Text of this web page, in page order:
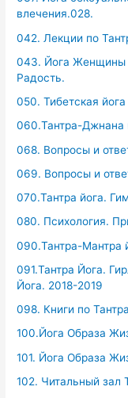
влечения.028.
042. Лекции по
043. Йога
Радость.
050. Тибетская
060.Тантра-Джнана
068. Вопросы и
069. Вопросы и
070.Тантра йога.
080. Психология.
090.Тантра-Мантра
091.Тантра Йога.
Йога. 2018-2019
098. Книги по
100.Йога Образа
101. Йога Образа
102. Читальный зал